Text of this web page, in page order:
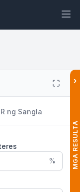
ng APR Widget
ng Sangla
%
›
MGA RESULTA